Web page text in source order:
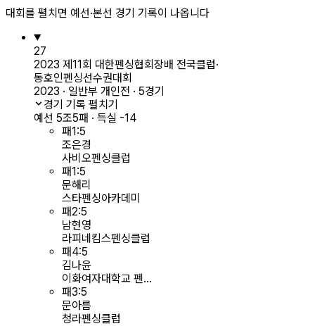
대회를 펼치면 예선·본선 경기 기록이 나옵니다
27
2023 제11회 대한펜싱협회장배 전국클럽·
동호인펜싱선수권대회
2023 · 일반부 개인전 · 5경기
경기 기록 펼치기
예선 5조5패 · 득실 -14
패1:5
조은경
사비오펜싱클럽
패1:5
문해리
스타펜싱아카데미
패2:5
남현영
라피네킴스펜싱클럽
패4:5
김나윤
이화여자대학교 펜...
패3:5
문아름
청라펜싱클럽